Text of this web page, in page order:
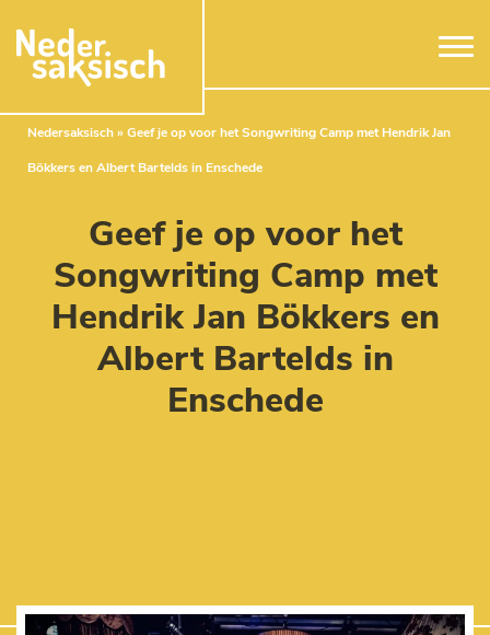
Nedersaksisch» Geef je op voor het Songwriting Camp met Hendrik Jan
Bökkers en Albert Bartelds in Enschede
Geef je op voor het
Songwriting Camp met
Hendrik Jan Bökkers en
Albert Bartelds in
Enschede